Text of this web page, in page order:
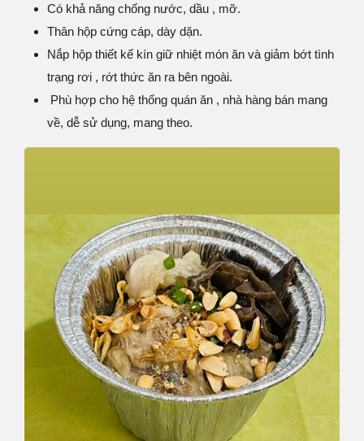
Có khả năng chống nước, dầu , mỡ.
Thân hộp cứng cáp, dày dặn.
Nắp hộp thiết kế kín giữ nhiệt món ăn và giảm bớt tình
trạng rơi , rớt thức ăn ra bên ngoài.
Phù hợp cho hệ thống quán ăn , nhà hàng bán mang
về, dễ sử dụng, mang theo.